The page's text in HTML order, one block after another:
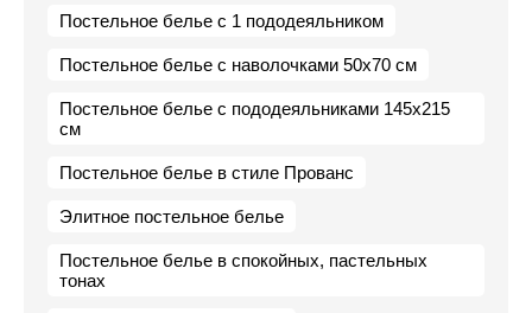
Постельное белье с 1 пододеяльником
Постельное белье с наволочками 50х70 см
Постельное белье с пододеяльниками 145х215
см
Постельное белье в стиле Прованс
Элитное постельное белье
Постельное белье в спокойных, пастельных
тонах